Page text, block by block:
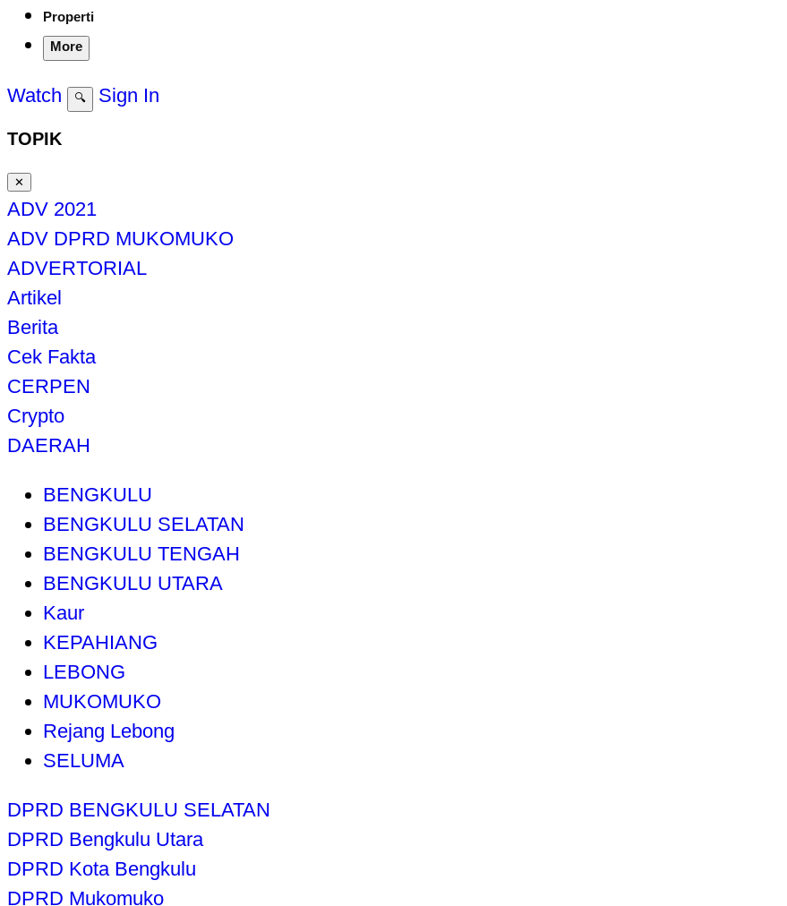
Properti
More
Watch 🔍 Sign In
TOPIK
✕
ADV 2021
ADV DPRD MUKOMUKO
ADVERTORIAL
Artikel
Berita
Cek Fakta
CERPEN
Crypto
DAERAH
BENGKULU
BENGKULU SELATAN
BENGKULU TENGAH
BENGKULU UTARA
Kaur
KEPAHIANG
LEBONG
MUKOMUKO
Rejang Lebong
SELUMA
DPRD BENGKULU SELATAN
DPRD Bengkulu Utara
DPRD Kota Bengkulu
DPRD Mukomuko